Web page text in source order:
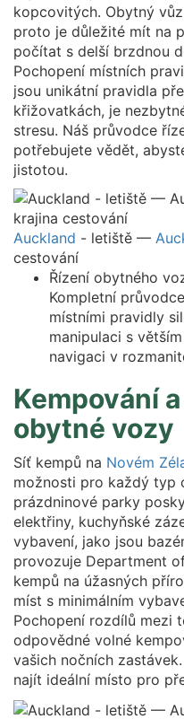
kopcovitých. Obytný
proto je důležité mít na
počítat s delší brzdnou
Pochopení místních
jsou unikátní pravidla
křižovatkách, je
stresu. Náš průvodce
potřebujete vědět,
jistotou.
Auckland - letiště —
cestování
Řízení obytného
Kompletní
místními pravidly
manipulaci s
navigaci v
Kempování
obytné vozy
Síť kempů na Novém
možnosti pro každý typ
prázdninové parky
elektřiny, kuchyňské
vybavení, jako jsou
provozuje Department
kempů na úžasných
míst s minimálním
Pochopení rozdílů mezi
odpovědné volné
vašich nočních
najít ideální místo pro